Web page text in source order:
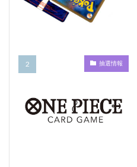
抽選情報